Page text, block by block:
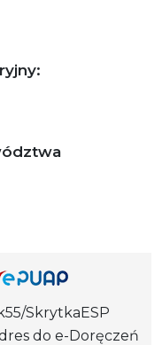
SkrytkaESP